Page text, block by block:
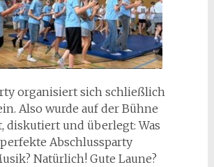
organisiert sich schließlich
Also wurde auf der Bühne
diskutiert und überlegt: Was
Abschlussparty
Natürlich! Gute Laune?